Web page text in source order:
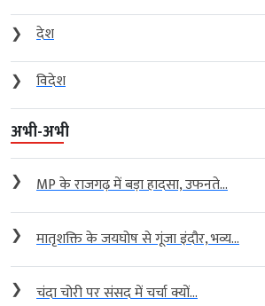
❯
देश
❯
विदेश
अभी-अभी
❯ MP के राजगढ़ में बड़ा हादसा, उफनते...
❯ मातृशक्ति के जयघोष से गूंजा इंदौर, भव्य...
❯ चंदा चोरी पर संसद में चर्चा क्यों...